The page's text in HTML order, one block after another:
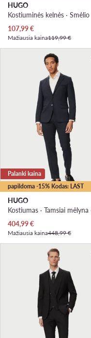
HUGO
Dabartinė kaina
107,99€
Mažiausia kaina119,99 €
papildoma -15% Kodas: LAST
Palanki kaina
HUGO
Dabartinė kaina
404,99€
Mažiausia kaina448,99 €